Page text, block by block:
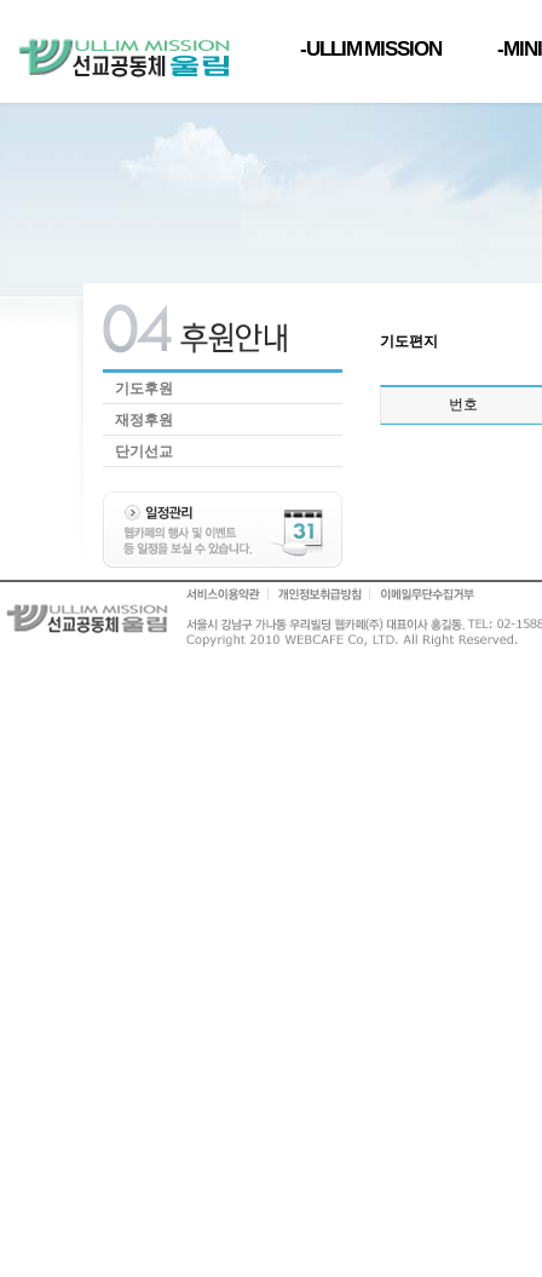
-ULLIM MISSION -
기도후원
재정후원
단기선교
기도편지
번호